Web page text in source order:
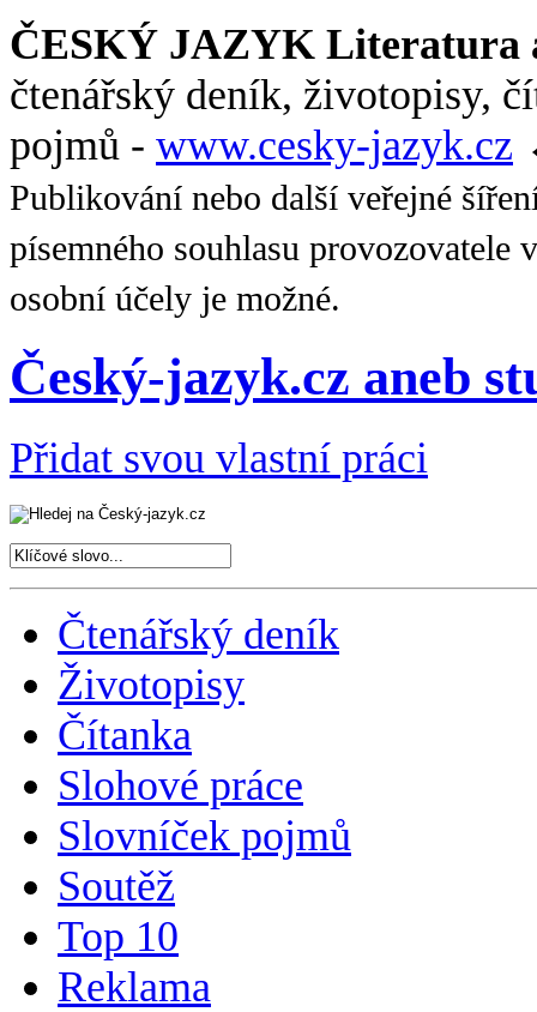
ČESKÝ JAZYK Literatura
čtenářský deník, životopisy,
pojmů - www.cesky-jazyk.cz
Publikování nebo další veřejné
písemného souhlasu
osobní účely je možné.
Český-jazyk.cz aneb
Přidat svou vlastní práci
Čtenářský deník
Životopisy
Čítanka
Slohové práce
Slovníček pojmů
Soutěž
Top 10
Reklama